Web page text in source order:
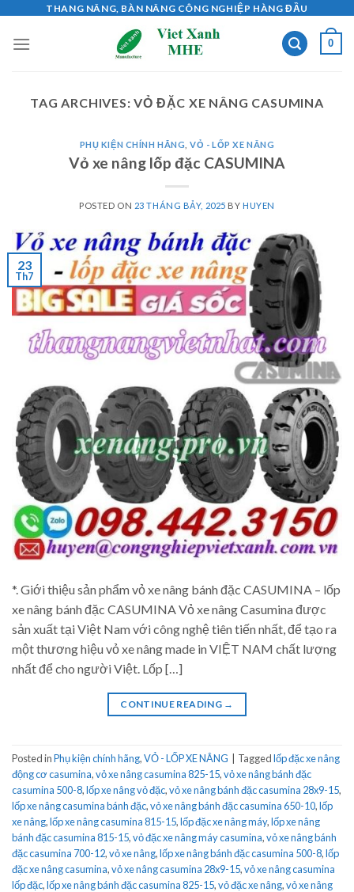
content
THANG NÂNG, BÀN NÂNG CÔNG NGHIỆP HÀNG ĐẦU
0
TAG ARCHIVES:VỎ ĐẶC XE NÂNG CASUMINA
PHỤ KIỆN CHÍNH HÃNG ,VỎ - LỐP XE NÂNG
Vỏ xe nâng lốp đặc CASUMINA
POSTED ON 23 THÁNG BẢY, 2025 BYHUYEN
23
Th7
*. Giới thiệu sản phẩm vỏ xe nâng bánh đặc CASUMINA – lốp
xe nâng bánh đặc CASUMINA Vỏ xe nâng Casumina được
sản xuất tại Việt Nam với công nghệ tiên tiến nhất, để tạo ra
một thương hiệu vỏ xe nâng made in VIỆT NAM chất lượng
nhất để cho người Việt. Lốp […]
CONTINUE READING →
Posted inPhụ kiện chính hãng,VỎ - LỐP XE NÂNG Taggedlốp đặc xe nâng
động cơ casumina,vỏ xe nâng casumina 825-15,vỏ xe nâng bánh đặc
casumina 500-8,lốp xe nâng vỏ đặc,vỏ xe nâng bánh đặc casumina 28x9-15,
lốp xe nâng casumina bánh đặc,vỏ xe nâng bánh đặc casumina 650-10,lốp
xe nâng,lốp xe nâng casumina 815-15,lốp đặc xe nâng máy,lốp xe nâng
bánh đặc casumina 815-15,vỏ đặc xe nâng máy casumina,vỏ xe nâng bánh
đặc casumina 700-12,vỏ xe nâng,lốp xe nâng bánh đặc casumina 500-8,lốp
đặc xe nâng casumina,vỏ xe nâng casumina 28x9-15,vỏ xe nâng casumina
lốp đặc,lốp xe nâng bánh đặc casumina 825-15,vỏ đặc xe nâng,vỏ xe nâng